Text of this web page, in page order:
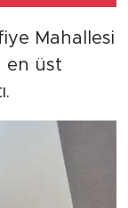
Mahallesi
en üst